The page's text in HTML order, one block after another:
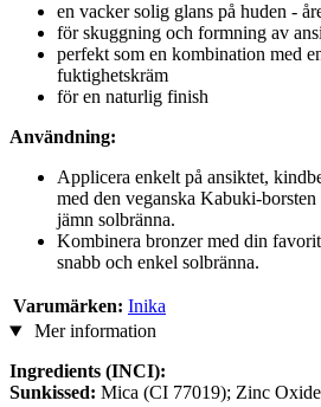
en vacker solig glans på huden -
för skuggning och formning av
perfekt som en kombination med
fuktighetskräm
för en naturlig finish
Användning:
Applicera enkelt på ansiktet,
med den veganska Kabuki-
jämn solbränna.
Kombinera bronzer med din
snabb och enkel solbränna.
Varumärken: Inika
Mer information
Ingredients (INCI):
Sunkissed: Mica (CI 77019); Zinc